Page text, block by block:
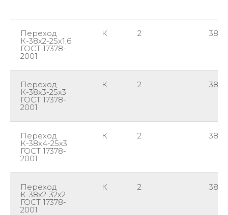
Переход
К-38х2-25х1,6
ГОСТ 17378-
2001
К 2 38
Переход
К-38х3-25х3
ГОСТ 17378-
2001
К 2 38
Переход
К-38х4-25х3
ГОСТ 17378-
2001
К 2 38
Переход
К-38х2-32х2
ГОСТ 17378-
2001
К 2 38